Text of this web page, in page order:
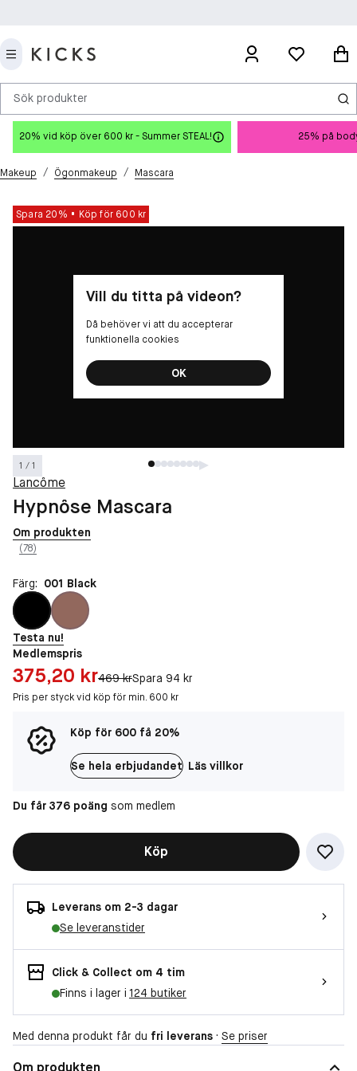
Sök produkter
20% vid köp över 600 kr - Summer STEAL! 25% på
Makeup / Ögonmakeup / Mascara
Spara 20% Köp för 600 kr
1 / 1
Vill du titta på videon?
Då behöver vi att du accepterar
funktionella cookies
OK
Lancôme
Hypnôse Mascara
Om produkten
(78)
Färg: 001 Black
Testa nu!
Medlemspris
Pris: 375,20 kr
375,20 krOriginal pris:
469 krSpara 94 kr
Pris per styck vid köp för min. 600 kr
Köp för 600 få 20%
Se hela erbjudandet Läs villkor
Du får 376 poäng som medlem
Köp
Leverans om 2-3 dagar
Se leveranstider
Click & Collect om 4 tim
Finns i lager i 124 butiker
Med denna produkt får du fri leverans · Se priser
Om produkten